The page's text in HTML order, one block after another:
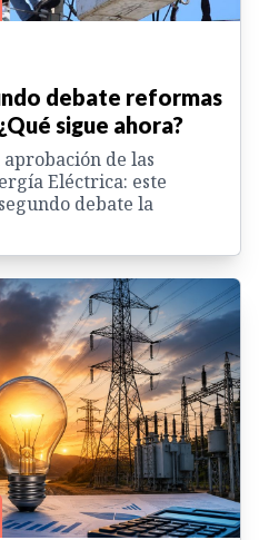
debate reformas
sigue ahora?
de las
Eléctrica: este
debate la